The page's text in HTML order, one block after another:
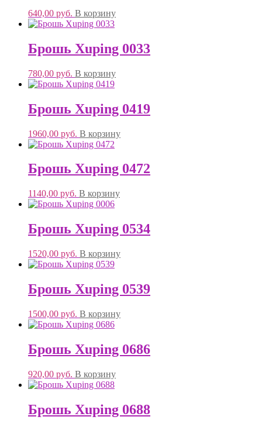
640,00 руб. В корзину
Брошь Xuping 0033
780,00 руб. В корзину
Брошь Xuping 0419
1960,00 руб. В корзину
Брошь Xuping 0472
1140,00 руб. В корзину
Брошь Xuping 0534
1520,00 руб. В корзину
Брошь Xuping 0539
1500,00 руб. В корзину
Брошь Xuping 0686
920,00 руб. В корзину
Брошь Xuping 0688